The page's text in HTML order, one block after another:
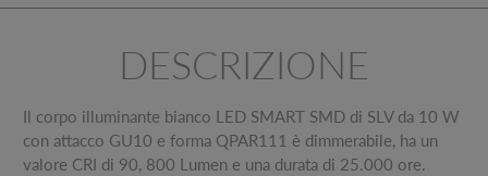
DESCRIZIONE
Il corpo illuminante bianco LED SMART SMD di SLV da 10 W
con attacco GU10 e forma QPAR111 è dimmerabile, ha un
valore CRI di 90, 800 Lumen e una durata di 25.000 ore.